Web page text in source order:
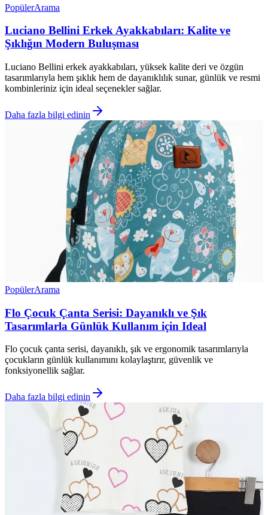
PopülerArama
Luciano Bellini Erkek Ayakkabıları: Kalite ve
Şıklığın Modern Buluşması
Luciano Bellini erkek ayakkabıları, yüksek kalite deri ve özgün
tasarımlarıyla hem şıklık hem de dayanıklılık sunar, günlük ve resmi
kombinleriniz için ideal seçenekler sağlar.
Daha fazla bilgi edinin
PopülerArama
Flo Çocuk Çanta Serisi: Dayanıklı ve Şık
Tasarımlarla Günlük Kullanım için Ideal
Flo çocuk çanta serisi, dayanıklı, şık ve ergonomik tasarımlarıyla
çocukların günlük kullanımını kolaylaştırır, güvenlik ve
fonksiyonellik sağlar.
Daha fazla bilgi edinin